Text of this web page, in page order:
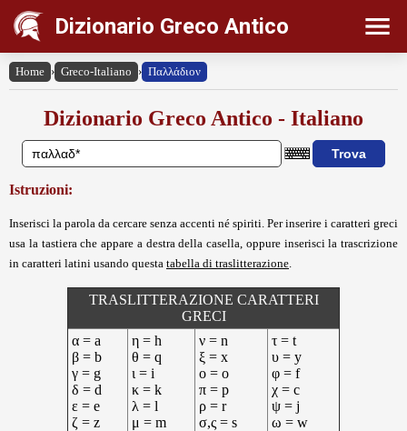
Dizionario Greco Antico
Home › Greco-Italiano › Παλλάδιον
Dizionario Greco Antico - Italiano
Istruzioni:
Inserisci la parola da cercare senza accenti né spiriti. Per inserire i caratteri greci
usa la tastiera che appare a destra della casella, oppure inserisci la trascrizione
in caratteri latini usando questa tabella di traslitterazione
TRASLITTERAZIONE CARATTERI
GRECI
α = a
β = b
γ = g
δ = d
ε = e
ζ = z
η = h
θ = q
ι = i
κ = k
λ = l
μ = m
ν = n
ξ = x
ο = o
π = p
ρ = r
σ,ς = s
τ = t
υ = y
φ = f
χ = c
ψ = j
ω = w